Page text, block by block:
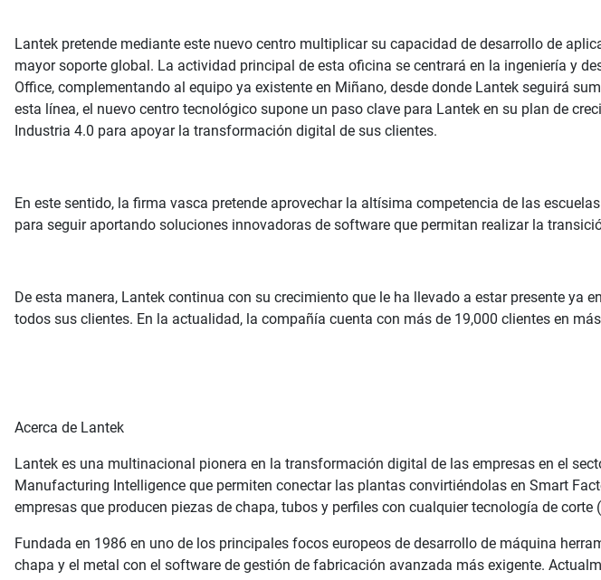
Lantek pretende mediante este nuevo centro multiplicar su capacidad de desarrollo de
mayor soporte global. La actividad principal de esta oficina se centrará en la ingeniería y
Office, complementando al equipo ya existente en Miñano, desde donde Lantek seguirá
esta línea, el nuevo centro tecnológico supone un paso clave para Lantek en su plan de
Industria 4.0 para apoyar la transformación digital de sus clientes.
En este sentido, la firma vasca pretende aprovechar la altísima competencia de las
para seguir aportando soluciones innovadoras de software que permitan realizar la
De esta manera, Lantek continua con su crecimiento que le ha llevado a estar presente
todos sus clientes. En la actualidad, la compañía cuenta con más de 19,000 clientes en
Acerca de Lantek
Lantek es una multinacional pionera en la transformación digital de las empresas en el
Manufacturing Intelligence que permiten conectar las plantas convirtiéndolas en Smart
empresas que producen piezas de chapa, tubos y perfiles con cualquier tecnología de
Fundada en 1986 en uno de los principales focos europeos de desarrollo de máquina
chapa y el metal con el software de gestión de fabricación avanzada más exigente.